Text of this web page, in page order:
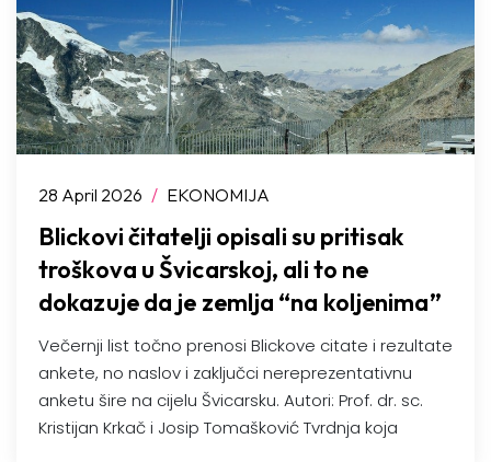
28 April 2026 / EKONOMIJA
Blickovi čitatelji opisali su pritisak
troškova u Švicarskoj, ali to ne
dokazuje da je zemlja “na koljenima”
Večernji list točno prenosi Blickove citate i rezultate
ankete, no naslov i zaključci nereprezentativnu
anketu šire na cijelu Švicarsku. Autori: Prof. dr. sc.
Kristijan Krkač i Josip Tomašković Tvrdnja koja